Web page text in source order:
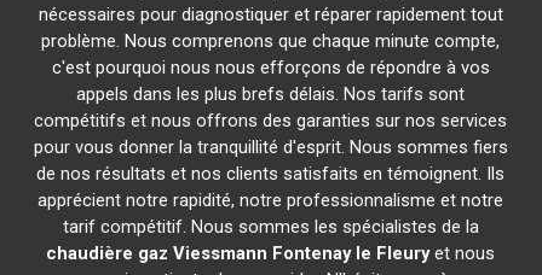
nécessaires pour diagnostiquer et réparer rapidement tout
problème. Nous comprenons que chaque minute compte,
c'est pourquoi nous nous efforçons de répondre à vos
appels dans les plus brefs délais. Nos tarifs sont
compétitifs et nous offrons des garanties sur nos services
pour vous donner la tranquillité d'esprit. Nous sommes fiers
de nos résultats et nos clients satisfaits en témoignent. Ils
apprécient notre rapidité, notre professionnalisme et notre
tarif compétitif. Nous sommes les spécialistes de la
chaudière gaz Viessmann Fontenay le Fleuryet nous